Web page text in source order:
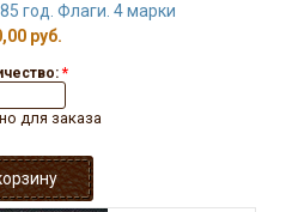
год. Флаги. 4 марки
руб.
*
для заказа